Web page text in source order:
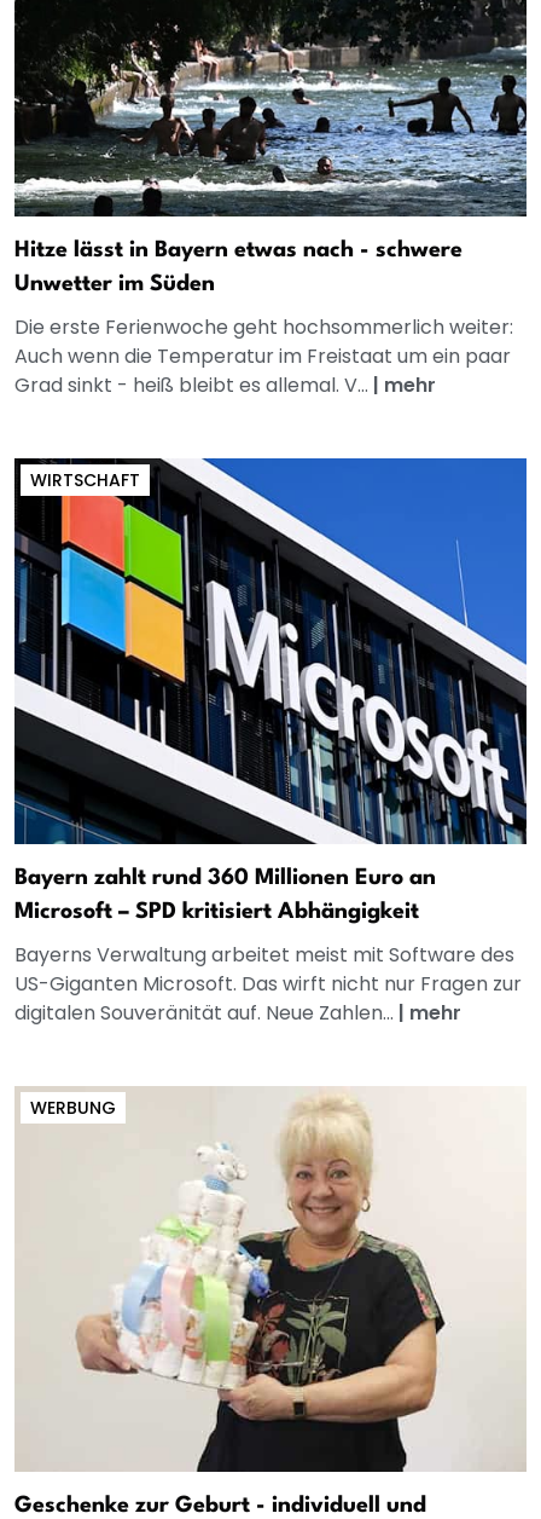
Hitze lässt in Bayern etwas nach - schwere
Unwetter im Süden
Die erste Ferienwoche geht hochsommerlich weiter:
Auch wenn die Temperatur im Freistaat um ein paar
Grad sinkt - heiß bleibt es allemal. V... | mehr
WIRTSCHAFT
Bayern zahlt rund 360 Millionen Euro an
Microsoft – SPD kritisiert Abhängigkeit
Bayerns Verwaltung arbeitet meist mit Software des
US-Giganten Microsoft. Das wirft nicht nur Fragen zur
digitalen Souveränität auf. Neue Zahlen... | mehr
WERBUNG
Geschenke zur Geburt - individuell und